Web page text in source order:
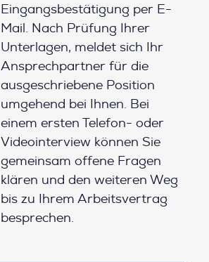
Eingangsbestätigung per E-
Mail. Nach Prüfung Ihrer
Unterlagen, meldet sich Ihr
Ansprechpartner für die
ausgeschriebene Position
umgehend bei Ihnen. Bei
einem ersten Telefon- oder
Videointerview können Sie
gemeinsam offene Fragen
klären und den weiteren Weg
bis zu Ihrem Arbeitsvertrag
besprechen.